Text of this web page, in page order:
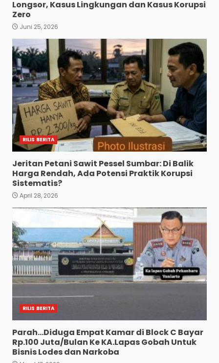
Longsor, Kasus Lingkungan dan Kasus Korupsi
Zero
Juni 25, 2026
RILIS BERITA
Jeritan Petani Sawit Pessel Sumbar: Di Balik
Harga Rendah, Ada Potensi Praktik Korupsi
Sistematis?
April 28, 2026
RILIS BERITA
Parah…Diduga Empat Kamar di Block C Bayar
Rp.100 Juta/Bulan Ke KA.Lapas Gobah Untuk
Bisnis Lodes dan Narkoba